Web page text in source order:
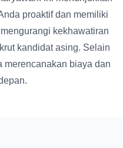
proaktif dan memiliki
kekhawatiran
kandidat asing. Selain
merencanakan biaya dan